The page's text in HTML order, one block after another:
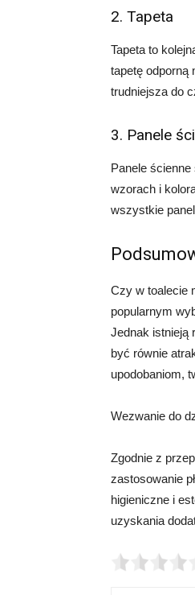
2. Tapeta
Tapeta to
tapetę odporną
trudniejsza do
3. Panele
Panele
wzorach i
wszystkie
Czy w toalecie
popularnym
Jednak istnieją
być równie
upodobaniom,
Wezwanie do
Zgodnie z
zastosowanie
higieniczne i
uzyskania